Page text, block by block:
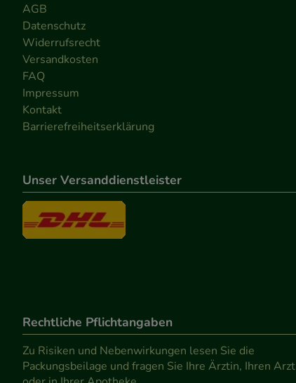
AGB
Datenschutz
Widerrufsrecht
Versandkosten
FAQ
Impressum
Kontakt
Barrierefreiheitserklärung
Unser Versanddienstleister
Rechtliche Pflichtangaben
Zu Risiken und Nebenwirkungen lesen Sie die
Packungsbeilage und fragen Sie Ihre Ärztin, Ihren Arzt